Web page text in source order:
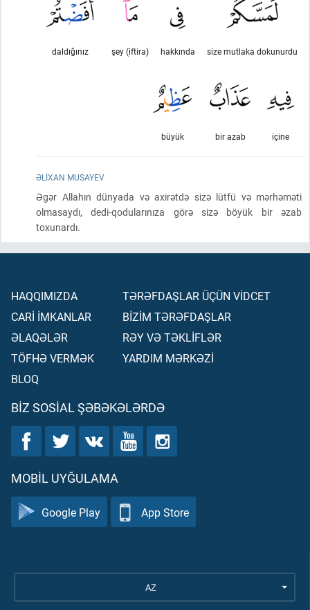
size mutlaka dokunurdu
hakkında
şey (iftira)
daldığınız
içine
bir azab
büyük
ƏLIXAN MUSAYEV
Əgər Allahın dünyada və axirətdə sizə lütfü və mərhəməti
olmasaydı, dedi-qodularınıza görə sizə böyük bir əzab
toxunardı.
HAQQIMIZDA
CARİ İMKANLAR
ƏLAQƏLƏR
TÖFHƏ VERMƏK
BLOQ
TƏRƏFDAŞLAR ÜÇÜN VİDCET
BİZİM TƏRƏFDAŞLAR
RƏY VƏ TƏKLİFLƏR
YARDIM MƏRKƏZİ
BIZ SOSIAL ŞƏBƏKƏLƏRDƏ
MOBIL UYĞULAMA
Google Play App Store
AZ